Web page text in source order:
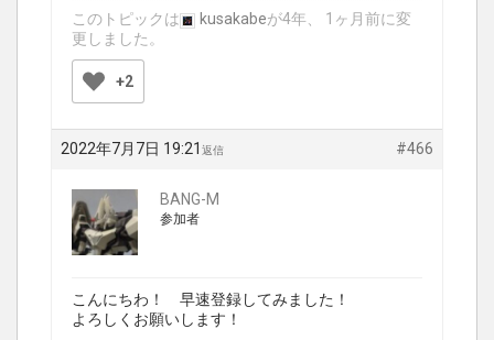
このトピックは kusakabeが4年、 1ヶ月前に変
更しました。
+2
2022年7月7日 19:21 #466
返信
BANG-M
参加者
こんにちわ！ 早速登録してみました！
よろしくお願いします！